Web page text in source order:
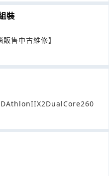
裝
售中古維修】